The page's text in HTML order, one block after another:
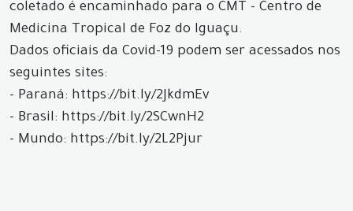
coletado é encaminhado para o CMT - Centro de
Medicina Tropical de Foz do Iguaçu.
Dados oficiais da Covid-19 podem ser acessados nos
seguintes sites:
- Paraná: https://bit.ly/2JkdmEv
- Brasil: https://bit.ly/2SCwnH2
- Mundo: https://bit.ly/2L2Pjur